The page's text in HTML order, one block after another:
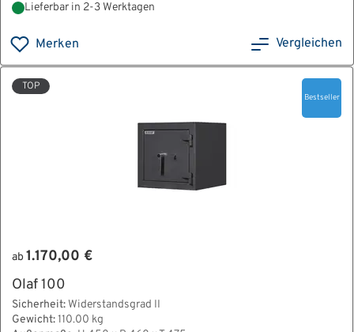
Lieferbar in 2-3 Werktagen
Merken Vergleichen
TOP
Bestseller
ab 1.170,00 €
Olaf 100
Sicherheit: Widerstandsgrad II
Gewicht:110.00 kg